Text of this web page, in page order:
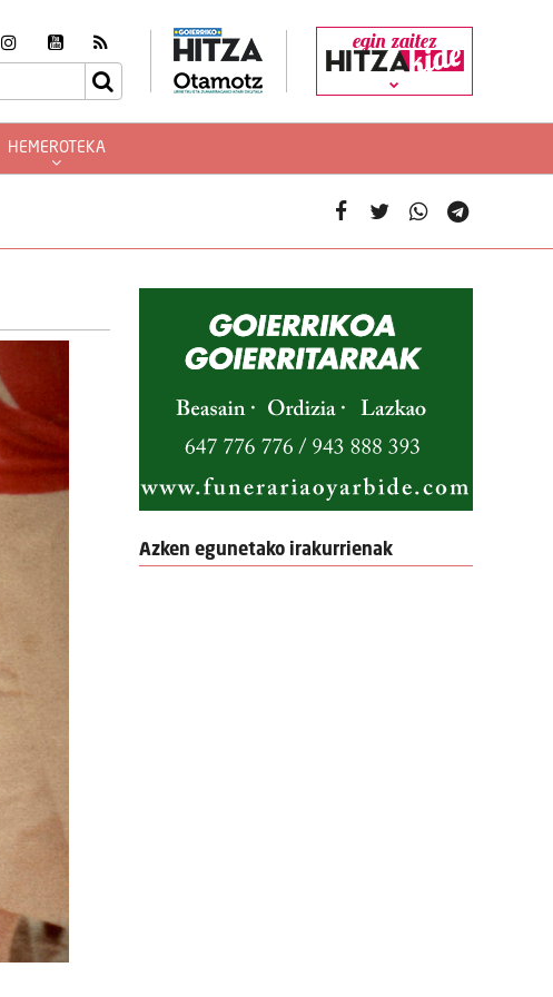
egin zaitez
HEMEROTEKA
Azken egunetako irakurrienak